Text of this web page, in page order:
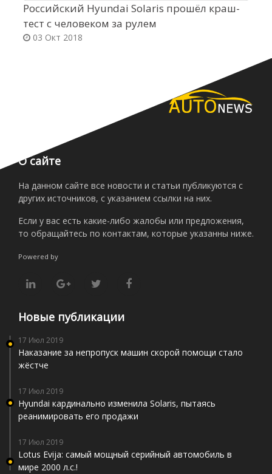
Российский Hyundai Solaris прошёл краш-
тест с человеком за рулем
03 Окт 2018
О сайте
На данном сайте все новости и статьи публикуются с
других источников, с указанием ссылки на них.
Если у вас есть какие-либо жалобы или предложения,
то обращайтесь по контактам, которые указанны ниже.
Powered by
Новые публикации
17 Июл 2019
Наказание за непропуск машин скорой помощи стало
жёстче
17 Июл 2019
Hyundai кардинально изменила Solaris, пытаясь
реанимировать его продажи
17 Июл 2019
Lotus Evija: самый мощный серийный автомобиль в
мире 2000 л.с.!